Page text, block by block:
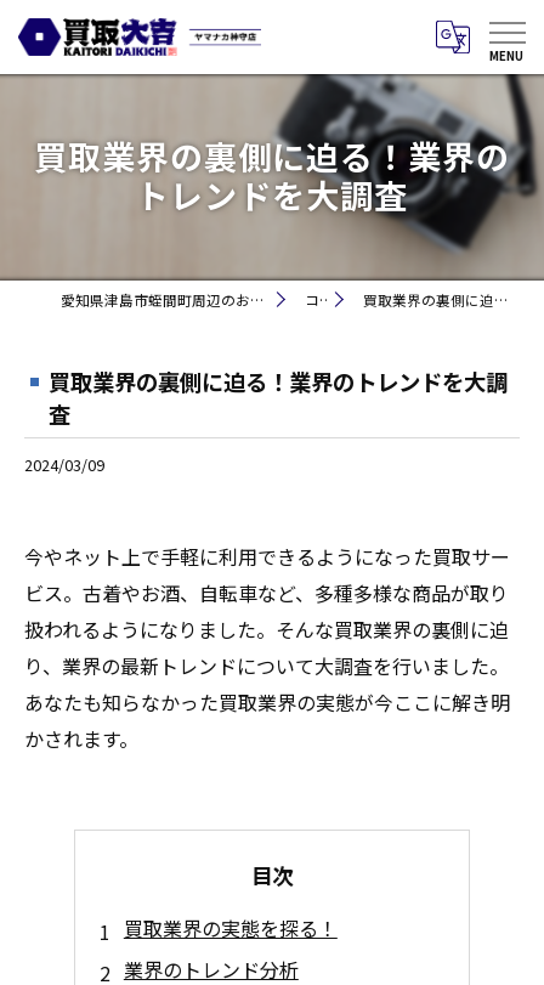
買取業界の裏側に迫る！業界の
トレンドを大調査
愛知県津島市蛭間町周辺のお買取りなら買取大吉 ヤマナカ神守店 コラム 買取業界の裏側に迫る！業界のトレンドを大調査
買取業界の裏側に迫る！業界のトレンドを大調
査
2024/03/09
今やネット上で手軽に利用できるようになった買取サー
ビス。古着やお酒、自転車など、多種多様な商品が取り
扱われるようになりました。そんな買取業界の裏側に迫
り、業界の最新トレンドについて大調査を行いました。
あなたも知らなかった買取業界の実態が今ここに解き明
かされます。
目次
買取業界の実態を探る！
業界のトレンド分析